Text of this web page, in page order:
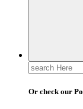
Search
for:
Or check our